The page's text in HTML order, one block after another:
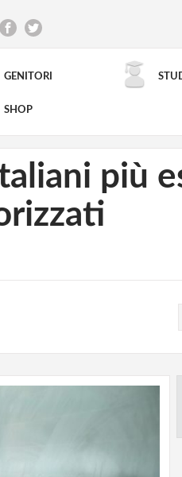
GENITORI
SHOP AVANZATA
più